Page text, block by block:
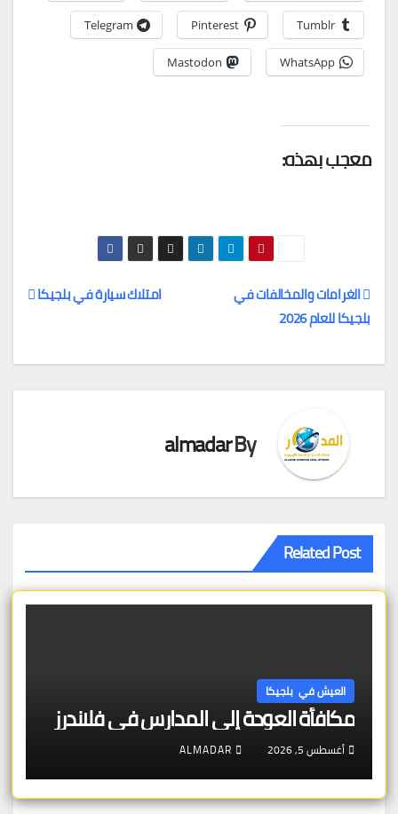
Tumblr
Pinterest
Telegram
WhatsApp
Mastodon
معجب بهذه:
تصفّح
المقالات
امتلاك سيارة في بلجيكا
الغرامات والمخالفات في
بلجيكا للعام 2026
By
almadar
Related Post
العيش في بلجيكا
مكافأة العودة إلى المدارس في فلاندرز
أغسطس 5, 2026 ALMADAR